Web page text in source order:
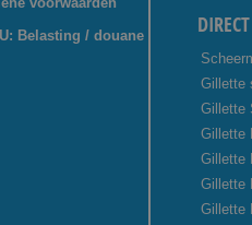
Belasting / douane
Gillette
Gillette
Gillette
Gillette
Gillette
Gillette